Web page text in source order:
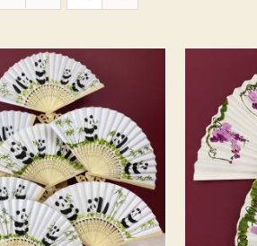
AU PANIER / DETAILS